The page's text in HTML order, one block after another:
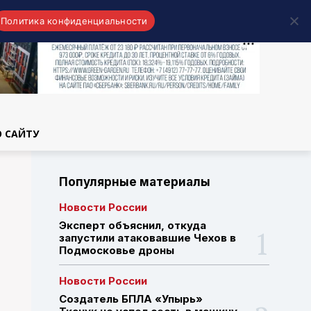
САЙТУ
Популярные материалы
Новости России
Эксперт объяснил, откуда
запустили атаковавшие Чехов в
Подмосковье дроны
Новости России
Создатель БПЛА «Упырь»
Политика конфиденциальности